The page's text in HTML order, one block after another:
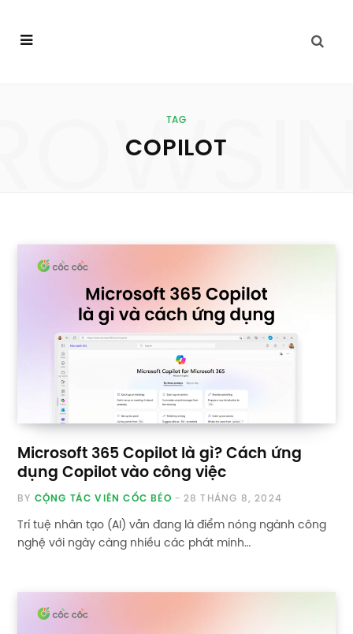
TAG
COPILOT
Microsoft 365 Copilot là gì? Cách ứng
dụng Copilot vào công việc
BY CỘNG TÁC VIÊN CỐC BÉO 28 THÁNG 8, 2024
Trí tuệ nhân tạo (AI) vẫn đang là điểm nóng ngành công
nghệ với ngày càng nhiều các phát minh…